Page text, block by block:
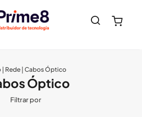
Pesquisa
Óptico
Rede Cabos Óptico
Filtrar por